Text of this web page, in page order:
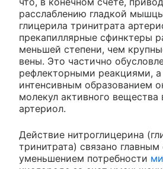
расслаблению гладкой
глицерила тринитрата
прекапиллярные сфинктеры
меньшей степени, чем
вены. Это частично
рефлекторными реакциями,
интенсивным образованием
молекул активного вещества
артериол.
Действие нитроглицерина
тринитрата) связано
уменьшением потребности